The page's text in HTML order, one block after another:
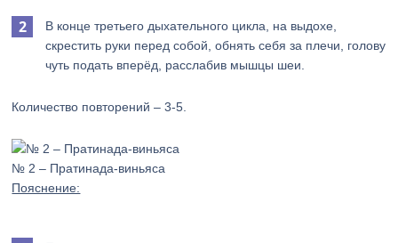
В конце третьего дыхательного цикла, на выдохе,
скрестить руки перед собой, обнять себя за плечи, голову
чуть подать вперёд, расслабив мышцы шеи.
Количество повторений – 3-5.
№ 2 – Пратинада-виньяса
Пояснение: